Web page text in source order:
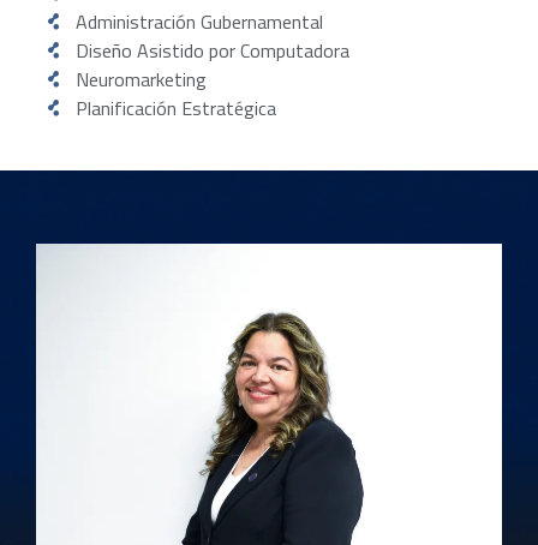
Administración Gubernamental
Diseño Asistido por Computadora
Neuromarketing
Planificación Estratégica